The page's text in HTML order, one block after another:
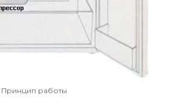
Принцип работы